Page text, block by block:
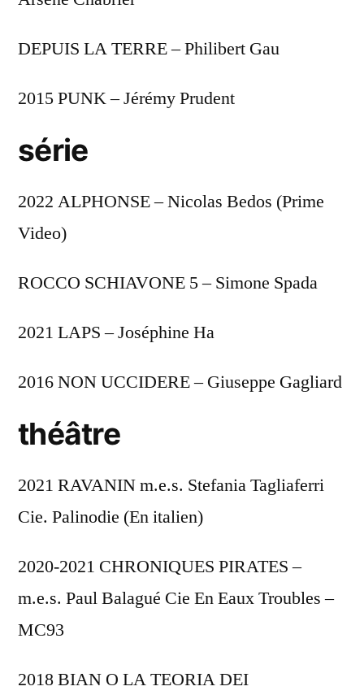
DEPUIS LA TERRE – Philibert Gau
2015 PUNK – Jérémy Prudent
série
2022 ALPHONSE – Nicolas Bedos (Prime
Video)
ROCCO SCHIAVONE 5 – Simone Spada
2021 LAPS – Joséphine Ha
2016 NON UCCIDERE – Giuseppe Gagliard
théâtre
2021 RAVANIN m.e.s. Stefania Tagliaferri
Cie. Palinodie (En italien)
2020-2021 CHRONIQUES PIRATES –
m.e.s. Paul Balagué Cie En Eaux Troubles –
MC93
2018 BIAN O LA TEORIA DEI